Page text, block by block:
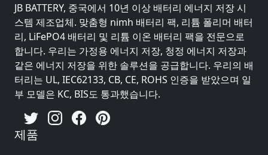
JB BATTERY, 중국에서 10년 이상 배터리 에너지 저장 시
스템 제조업체. 맞춤형 nimh 배터리 팩, 리튬 폴리머 배터
리, LiFePO4 배터리 및 리튬 이온 배터리 팩을 전문으로
합니다. 우리는 가정용 에너지 저장, 청정 에너지 저장과
같은 에너지 저장을 위한 솔루션을 공급합니다. 우리의 배
터리는 UL, IEC62133, CB, CE, ROHS 인증을 받았으며 일
부 모델은 KC, BIS도 통과했습니다.
제품